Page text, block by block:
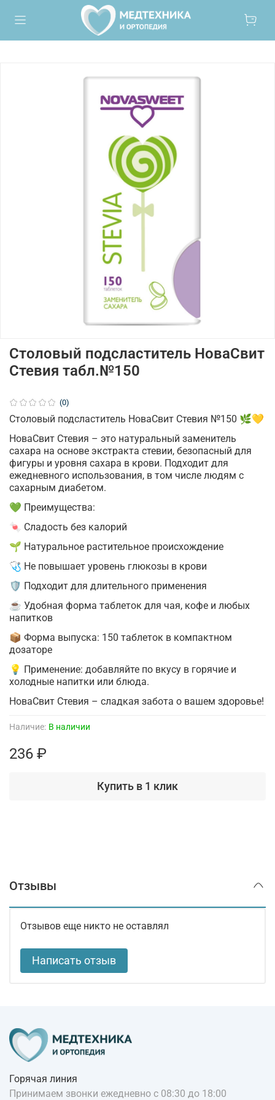
(0)
Наличие: В наличии
Столовый подсластитель НоваСвит
Стевия табл.№150
236 ₽
Купить в 1 клик
Столовый подсластитель НоваСвит Стевия №150 🌿💛
НоваСвит Стевия – это натуральный заменитель
сахара на основе экстракта стевии, безопасный для
фигуры и уровня сахара в крови. Подходит для
ежедневного использования, в том числе людям с
сахарным диабетом.
💚 Преимущества:
🍬 Сладость без калорий
🌱 Натуральное растительное происхождение
🩺 Не повышает уровень глюкозы в крови
🛡 Подходит для длительного применения
☕ Удобная форма таблеток для чая, кофе и любых
напитков
📦 Форма выпуска: 150 таблеток в компактном
дозаторе
💡 Применение: добавляйте по вкусу в горячие и
холодные напитки или блюда.
НоваСвит Стевия – сладкая забота о вашем здоровье!
Отзывы
Отзывов еще никто не оставлял
Написать отзыв
Горячая линия
Принимаем звонки ежедневно с 08:30 до 18:00